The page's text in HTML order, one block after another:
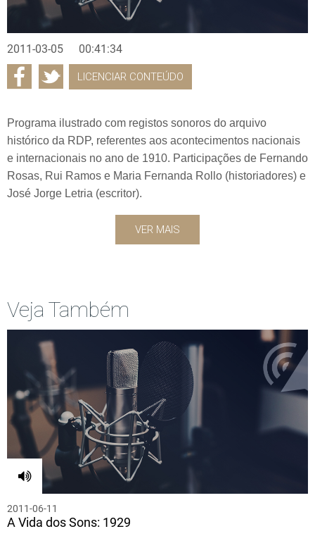
2011-03-05 00:41:34
LICENCIAR CONTEÚDO
Programa ilustrado com registos sonoros do arquivo
histórico da RDP, referentes aos acontecimentos nacionais
e internacionais no ano de 1910. Participações de Fernando
Rosas, Rui Ramos e Maria Fernanda Rollo (historiadores) e
José Jorge Letria (escritor).
VER MAIS
Veja Também
2011-06-11
A Vida dos Sons: 1929